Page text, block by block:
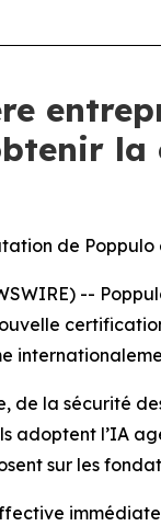
de
--
de la sécurité
adoptent l’IA
sur les